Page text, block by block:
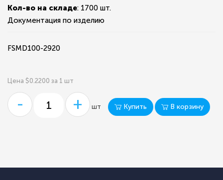
Кол-во на складе: 1700 шт.
Документация по изделию
FSMD100-2920
Цена $0.2200 за 1 шт
- + шт Купить В корзину